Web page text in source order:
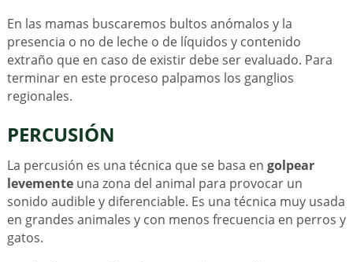
En las mamas buscaremos bultos anómalos y la
presencia o no de leche o de líquidos y contenido
extraño que en caso de existir debe ser evaluado. Para
terminar en este proceso palpamos los ganglios
regionales.
PERCUSIÓN
La percusión es una técnica que se basa en golpear
levementeuna zona del animal para provocar un
sonido audible y diferenciable. Es una técnica muy usada
en grandes animales y con menos frecuencia en perros y
gatos.